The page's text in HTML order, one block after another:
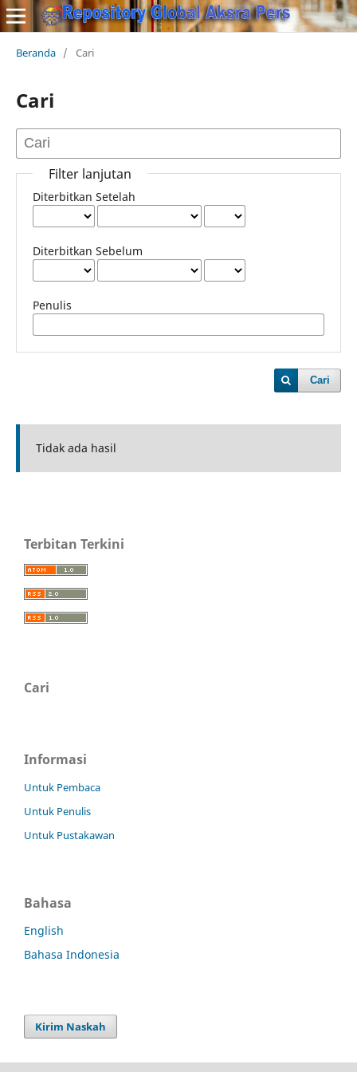
Beranda / Cari
Cari
Filter lanjutan
Diterbitkan Setelah
Diterbitkan Sebelum
Penulis
Cari
Tidak ada hasil
Terbitan Terkini
Cari
Informasi
Untuk Pembaca
Untuk Penulis
Untuk Pustakawan
Bahasa
English
Bahasa Indonesia
Kirim Naskah